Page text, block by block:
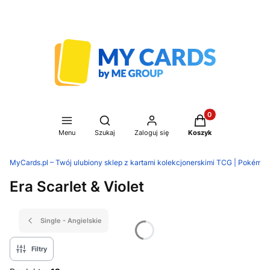
Menu
Otwórz wyszukiwarkę
Szukaj Zaloguj się
Produkty w
Koszyk
MyCards.pl – Twój ulubiony sklep z kartami kolekcjonerskimi TCG |
Era Scarlet & Violet
Single - Angielskie
Filtry